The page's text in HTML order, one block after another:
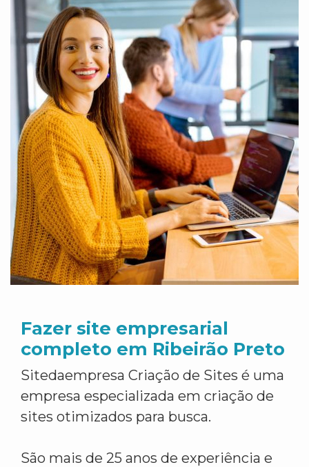
Fazer site empresarial
completo em Ribeirão Preto
Sitedaempresa Criação de Sites é uma
empresa especializada em criação de
sites otimizados para busca.
São mais de 25 anos de experiência e